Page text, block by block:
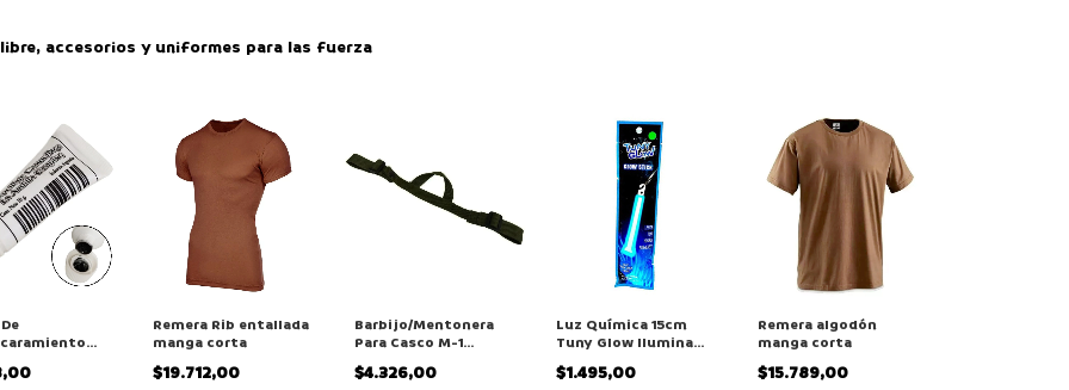
accesorios y uniformes para las fuerza
Pomitos
Remera Rib entallada
manga corta
$19.712,00
Barbijo/Mentonera
Para Casco M-1
Militar/ejercito
$4.326,00
Luz Química 15cm
Tuny Glow Ilumina
8hs Pesca Náutica
Camping
$1.495,00
Remera algodón
manga corta
$15.789,00